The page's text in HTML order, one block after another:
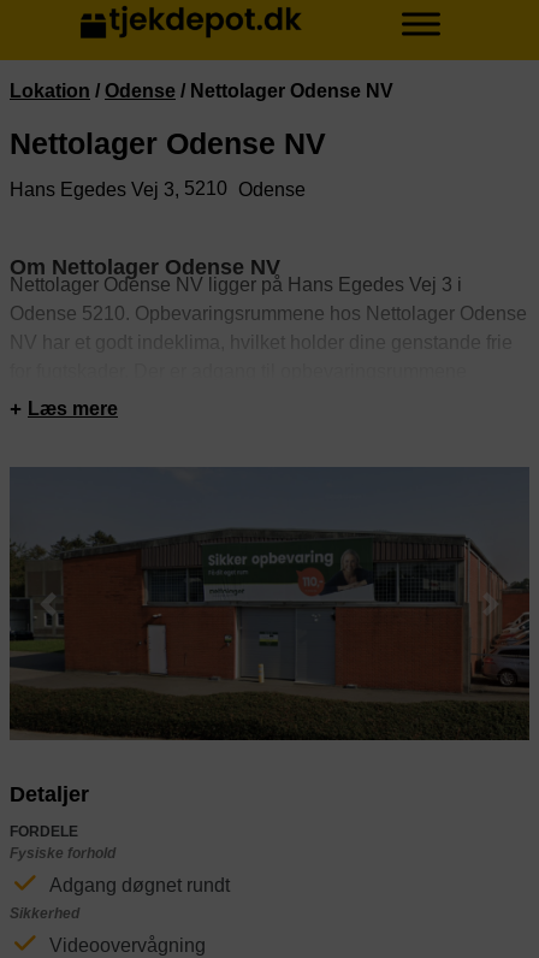
Lokation / Odense / Nettolager Odense NV
Nettolager Odense NV
Hans Egedes Vej 3, 5210 Odense
Om Nettolager Odense NV
Nettolager Odense NV ligger på Hans Egedes Vej 3 i
Odense 5210. Opbevaringsrummene hos Nettolager Odense
NV har et godt indeklima, hvilket holder dine genstande frie
døgnet rundt. Rummene er sikret med alarm. Derudover er
Læs mere
Previous Next
Detaljer
FORDELE
Fysiske forhold
Adgang døgnet rundt
Sikkerhed
Videoovervågning